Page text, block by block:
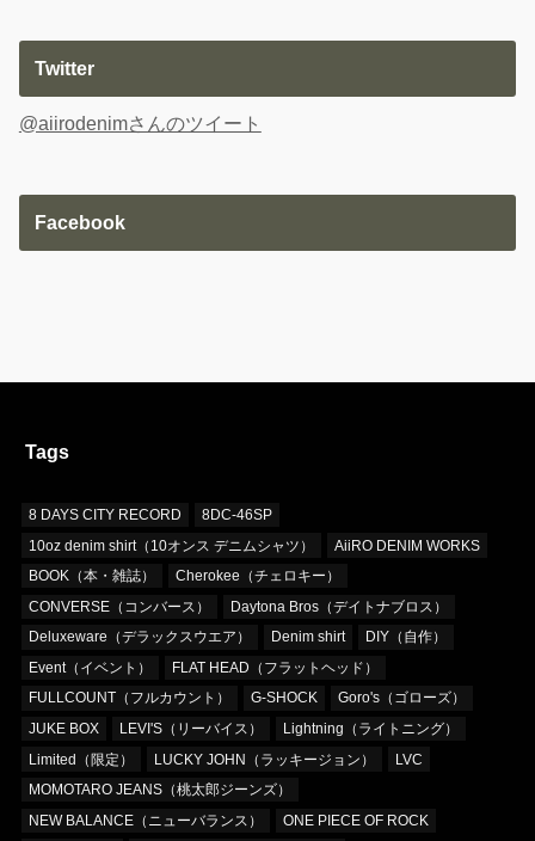
Twitter
@aiirodenimさんのツイート
Facebook
Tags
8 DAYS CITY RECORD
8DC-46SP
10oz denim shirt（10オンス デニムシャツ）
AiiRO DENIM WORKS
BOOK（本・雑誌）
Cherokee（チェロキー）
CONVERSE（コンバース）
Daytona Bros（デイトナブロス）
Deluxeware（デラックスウエア）
Denim shirt
DIY（自作）
Event（イベント）
FLAT HEAD（フラットヘッド）
FULLCOUNT（フルカウント）
G-SHOCK
Goro's（ゴローズ）
JUKE BOX
LEVI'S（リーバイス）
Lightning（ライトニング）
Limited（限定）
LUCKY JOHN（ラッキージョン）
LVC
MOMOTARO JEANS（桃太郎ジーンズ）
NEW BALANCE（ニューバランス）
ONE PIECE OF ROCK